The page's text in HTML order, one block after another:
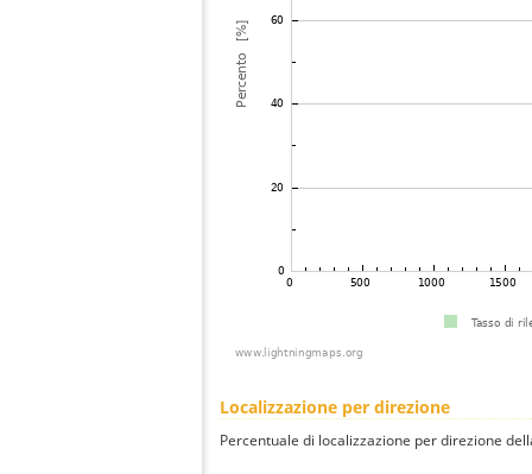
Localizzazione per direzione
Percentuale di localizzazione per direzione